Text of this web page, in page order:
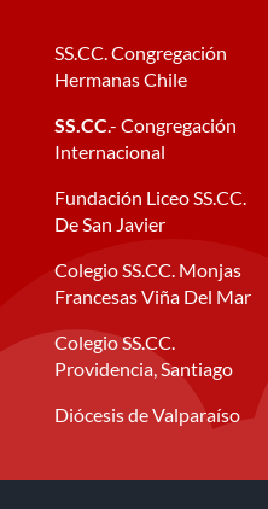
SS.CC. Congregación
Hermanas Chile
SS.CC.- Congregación
Internacional
Fundación Liceo SS.CC.
De San Javier
Colegio SS.CC. Monjas
Francesas Viña Del Mar
Colegio SS.CC.
Providencia, Santiago
Diócesis de Valparaíso